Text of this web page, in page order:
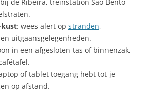
kust: wees alert op stranden,
uitgaansgelegenheden.
in een afgesloten tas of binnenzak,
of tablet toegang hebt tot je
op afstand.